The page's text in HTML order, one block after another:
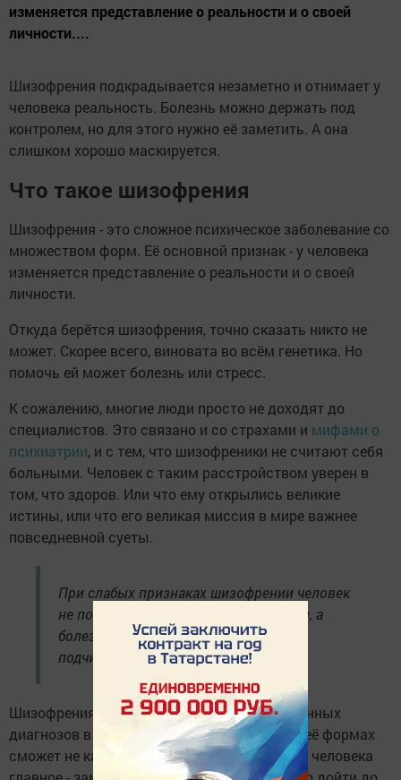
изменяется представление о реальности и о своей
личности....
Шизофрения подкрадывается незаметно и отнимает у
человека реальность. Болезнь можно держать под
контролем, но для этого нужно её заметить. А она
слишком хорошо маскируется.
Что такое шизофрения
Шизофрения - это сложное психическое заболевание со
множеством форм. Её основной признак - у человека
изменяется представление о реальности и о своей
личности.
Откуда берётся шизофрения, точно сказать никто не
может. Скорее всего, виновата во всём генетика. Но
помочь ей может болезнь или стресс.
К сожалению, многие люди просто не доходят до
специалистов. Это связано и со страхами и мифами о
психиатрии, и с тем, что шизофреники не считают себя
больными. Человек с таким расстройством уверен в
том, что здоров. Или что ему открылись великие
истины, или что его великая миссия в мире важнее
повседневной суеты.
При слабых признаках шизофрении человек
не получает психиатрической помощи, а
болезнь постепенно прогрессирует и
подчиняет его жизнь.
Шизофрения - один из самых распространённых
диагнозов в психиатрии. Но разобраться в её формах
сможет не каждый психиатр. Для обычного человека